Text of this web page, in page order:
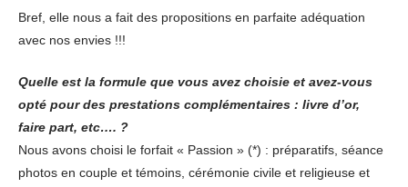
Bref, elle nous a fait des propositions en parfaite adéquation
avec nos envies !!!
Quelle est la formule que vous avez choisie et avez-vous
opté pour des prestations complémentaires : livre d’or,
faire part, etc…. ?
Nous avons choisi le forfait « Passion » (*) : préparatifs, séance
photos en couple et témoins, cérémonie civile et religieuse et